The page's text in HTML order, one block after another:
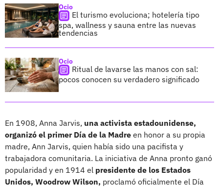
Ocio
El turismo evoluciona; hotelería tipo
spa, wallness y sauna entre las nuevas
tendencias
Ocio
Ritual de lavarse las manos con sal:
pocos conocen su verdadero significado
En 1908, Anna Jarvis, una activista estadounidense,
organizó el primer Día de la Madre en honor a su propia
madre, Ann Jarvis, quien había sido una pacifista y
trabajadora comunitaria. La iniciativa de Anna pronto ganó
popularidad y en 1914 el presidente de los Estados
Unidos, Woodrow Wilson, proclamó oficialmente el Día